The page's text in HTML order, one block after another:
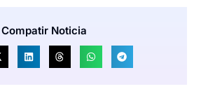
Compatir Noticia